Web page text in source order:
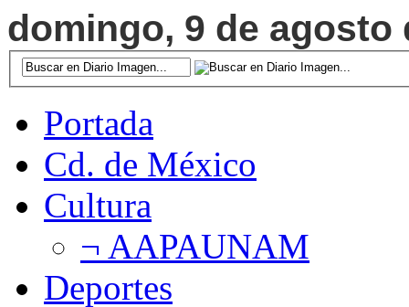
domingo, 9 de agosto
Portada
Cd. de México
Cultura
¬ AAPAUNAM
Deportes